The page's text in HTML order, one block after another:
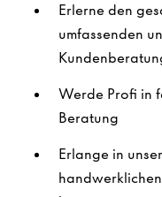
Erlerne den
umfassenden
Werde Profi in
Beratung
Erlange in